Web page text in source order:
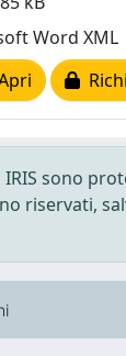
Word XML
sono
riservati,